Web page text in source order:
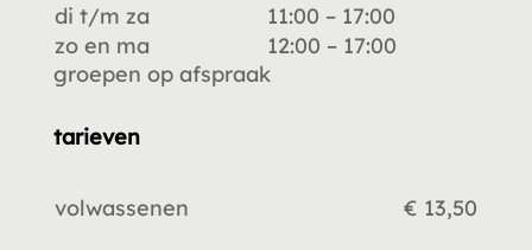
di t/m za
11:00 – 17:00
zo en ma
12:00 – 17:00
groepen op afspraak
tarieven
volwassenen € 13,50